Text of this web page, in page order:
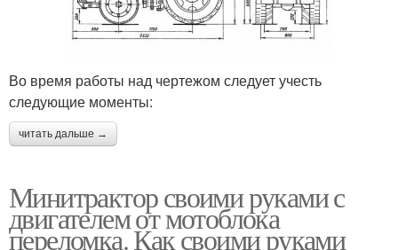
Во время работы над чертежом следует учесть
следующие моменты:
читать дальше →
Минитрактор своими руками с
двигателем от мотоблока
переломка. Как своими руками